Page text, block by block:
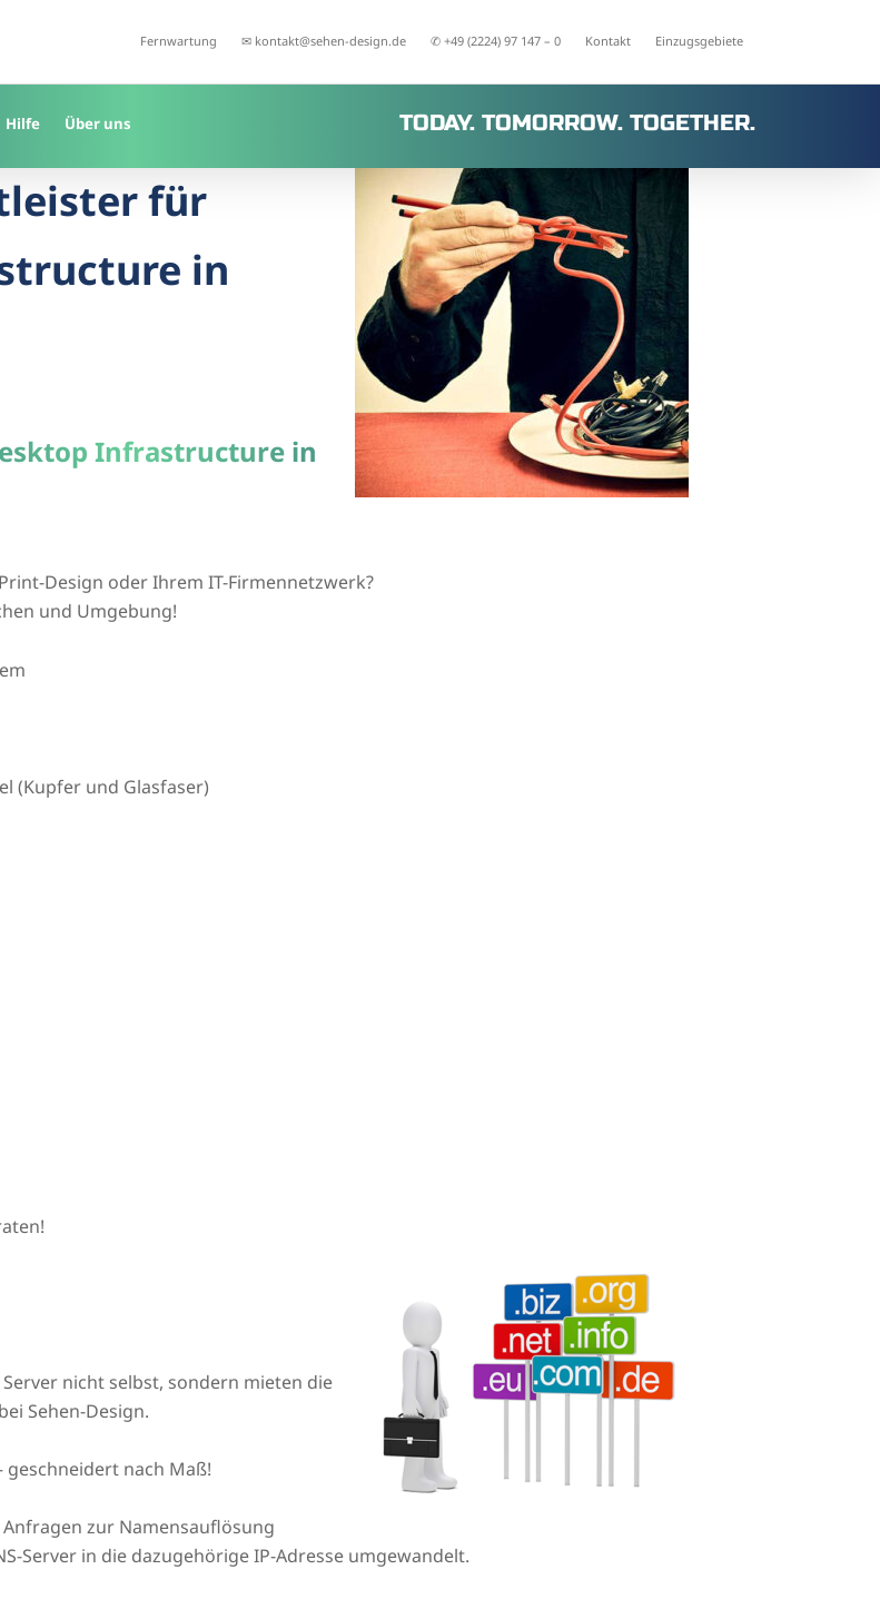
Fernwartung ✉ kontakt@sehen-design.de ✆ +49 (2224) 97 147 – 0 Kontakt Einzugsgebiete
Hilfe Über uns TODAY. TOMORROW. TOGETHER.
für
in
Infrastructure in
Design oder Ihrem IT-Firmennetzwerk?
und Umgebung!
(Kupfer und Glasfaser)
nicht selbst, sondern mieten die
Sehen-Design.
nach Maß!
zur Namensauflösung
Server in die dazugehörige IP-Adresse umgewandelt.